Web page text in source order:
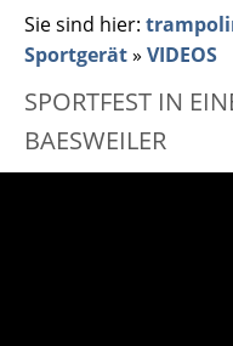
Sie sind hier:
Sportgerät» VIDEOS
SPORTFEST IN
BAESWEILER